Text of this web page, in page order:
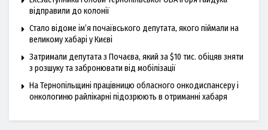
відправили до колонії
Стало відоме ім’я почаївського депутата, якого піймали на
великому хабарі у Києві
Затримали депутата з Почаєва, який за $10 тис. обіцяв зняти
з розшуку та забронювати від мобілізації
На Тернопільщині працівницю обласного онкодиспансеру і
онкологиню райлікарні підозрюють в отриманні хабаря